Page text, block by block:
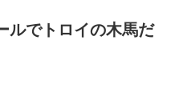
ルでトロイの木馬だ